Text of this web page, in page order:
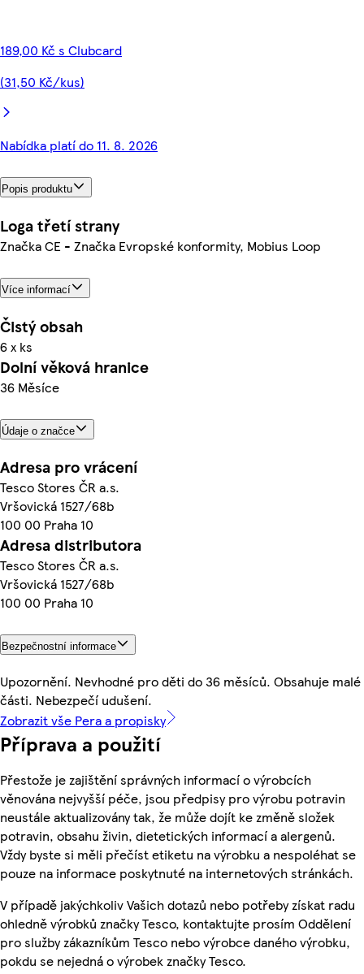
189,00 Kč s Clubcard
(31,50 Kč/kus)
Nabídka platí do 11. 8. 2026
Popis produktu
Loga třetí strany
Značka CE - Značka Evropské konformity, Mobius Loop
Více informací
Čistý obsah
6 x ks
Dolní věková hranice
36 Měsíce
Údaje o značce
Adresa pro vrácení
Tesco Stores ČR a.s.
Vršovická 1527/68b
100 00 Praha 10
Adresa distributora
Tesco Stores ČR a.s.
Vršovická 1527/68b
100 00 Praha 10
Bezpečnostní informace
Upozornění. Nevhodné pro děti do 36 měsíců. Obsahuje malé
části. Nebezpečí udušení.
Zobrazit vše Pera a propisky
Příprava a použití
Přestože je zajištění správných informací o výrobcích
věnována nejvyšší péče, jsou předpisy pro výrobu potravin
neustále aktualizovány tak, že může dojít ke změně složek
potravin, obsahu živin, dietetických informací a alergenů.
Vždy byste si měli přečíst etiketu na výrobku a nespoléhat se
pouze na informace poskytnuté na internetových stránkách.
V případě jakýchkoliv Vašich dotazů nebo potřeby získat radu
ohledně výrobků značky Tesco, kontaktujte prosím Oddělení
pro služby zákazníkům Tesco nebo výrobce daného výrobku,
pokdu se nejedná o výrobek značky Tesco.